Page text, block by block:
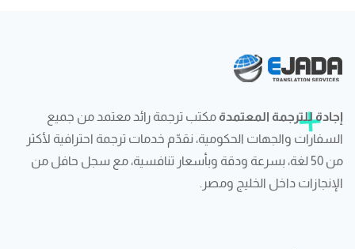
إجادة للترجمة المعتمدة مكتب ترجمة رائد معتمد من جميع
السفارات والجهات الحكومية، نقدّم خدمات ترجمة احترافية لأكثر
من 50 لغة، بسرعة ودقة وبأسعار تنافسية، مع سجل حافل من
الإنجازات داخل الخليج ومصر.